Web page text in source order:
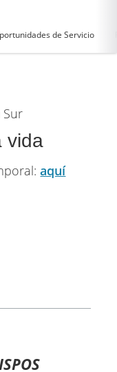
de Servicio
Sur
vida
aquí